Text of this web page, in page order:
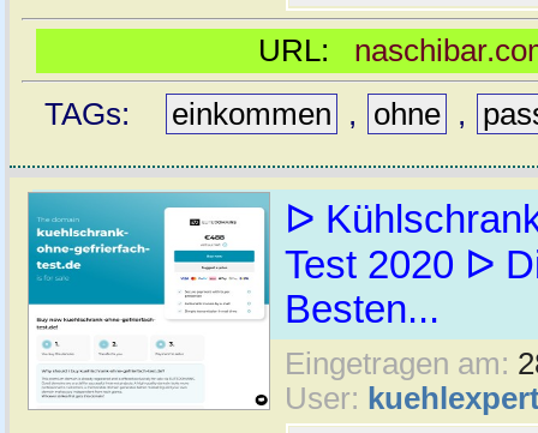
URL:
TAGs:
einkommen , ohne ,
ᐅ
Test 2020 ᐅ
Besten...
Eingetragen am:
User: